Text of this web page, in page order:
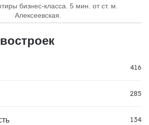
бизнес-класса. 5 мин. от ст. м.
Алексеевская.
416
285
134